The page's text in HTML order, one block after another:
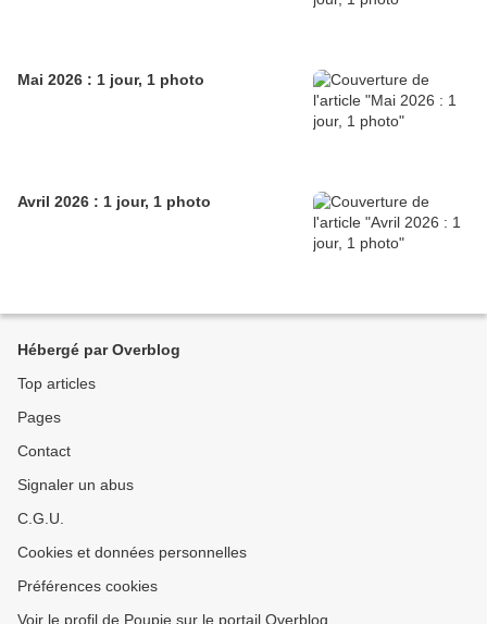
Mai 2026 : 1 jour, 1 photo
Avril 2026 : 1 jour, 1 photo
Hébergé par Overblog
Top articles
Pages
Contact
Signaler un abus
C.G.U.
Cookies et données personnelles
Préférences cookies
Voir le profil de Poupie sur le portail Overblog